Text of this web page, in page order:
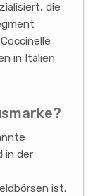
die
in Italien
in der
ist.